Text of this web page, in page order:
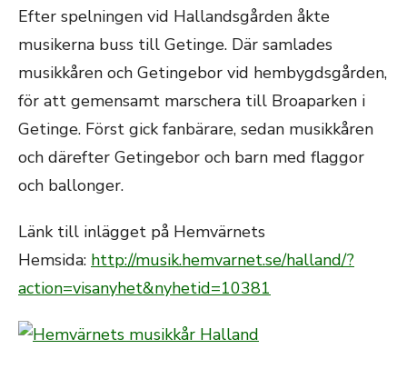
Efter spelningen vid Hallandsgården åkte
musikerna buss till Getinge. Där samlades
musikkåren och Getingebor vid hembygdsgården,
för att gemensamt marschera till Broaparken i
Getinge. Först gick fanbärare, sedan musikkåren
och därefter Getingebor och barn med flaggor
och ballonger.
Länk till inlägget på Hemvärnets
Hemsida: http://musik.hemvarnet.se/halland/?
action=visanyhet&nyhetid=10381